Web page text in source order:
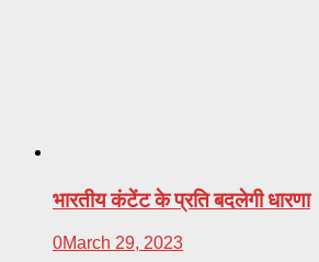
भारतीय कंटेंट के प्रति बदलेगी धारणा
0March 29, 2023